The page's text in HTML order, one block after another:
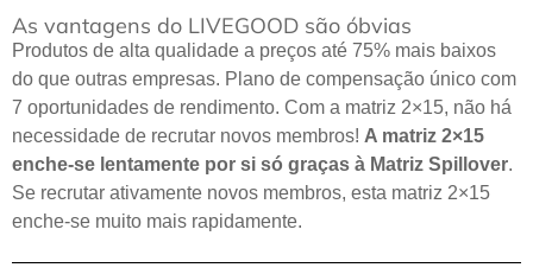
As vantagens do LIVEGOOD são óbvias
Produtos de alta qualidade a preços até 75% mais baixos
do que outras empresas. Plano de compensação único com
7 oportunidades de rendimento. Com a matriz 2×15, não há
necessidade de recrutar novos membros! A matriz 2×15
enche-se lentamente por si só graças à Matriz Spillover.
Se recrutar ativamente novos membros, esta matriz 2×15
enche-se muito mais rapidamente.